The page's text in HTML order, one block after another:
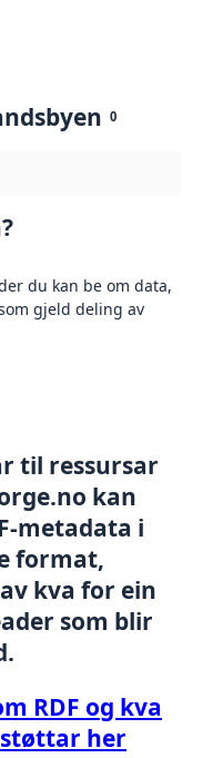
0
du kan be om data,
gjeld deling av
til ressursar
kan
metadata i
format,
kva for ein
som blir
RDF og kva
her